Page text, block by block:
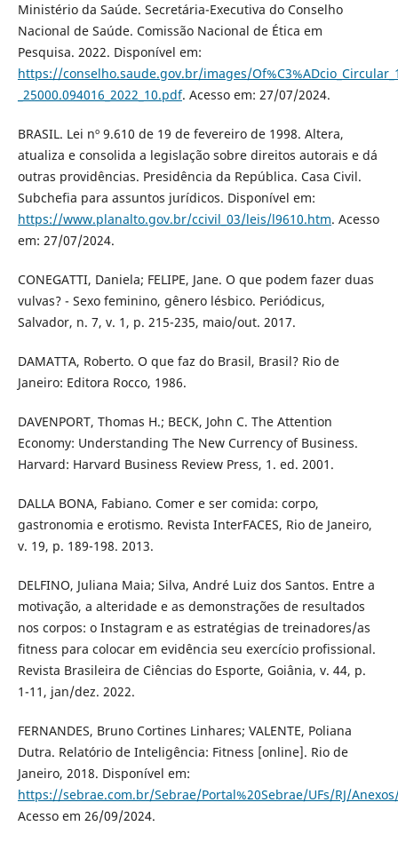
Ministério da Saúde. Secretária-Executiva do Conselho
Nacional de Saúde. Comissão Nacional de Ética em
Pesquisa. 2022. Disponível em:
https://conselho.saude.gov.br/images/
_25000.094016_2022_10.pdf. Acesso em: 27/07/2024.
BRASIL. Lei nº 9.610 de 19 de fevereiro de 1998. Altera,
atualiza e consolida a legislação sobre direitos autorais e dá
outras providências. Presidência da República. Casa Civil.
Subchefia para assuntos jurídicos. Disponível em:
https://www.planalto.gov.br/ccivil_03/leis/l9610.htm. Acesso
em: 27/07/2024.
CONEGATTI, Daniela; FELIPE, Jane. O que podem fazer duas
vulvas? - Sexo feminino, gênero lésbico. Periódicus,
Salvador, n. 7, v. 1, p. 215-235, maio/out. 2017.
DAMATTA, Roberto. O que faz do Brasil, Brasil? Rio de
Janeiro: Editora Rocco, 1986.
DAVENPORT, Thomas H.; BECK, John C. The Attention
Economy: Understanding The New Currency of Business.
Harvard: Harvard Business Review Press, 1. ed. 2001.
DALLA BONA, Fabiano. Comer e ser comida: corpo,
gastronomia e erotismo. Revista InterFACES, Rio de Janeiro,
v. 19, p. 189-198. 2013.
DELFINO, Juliana Maia; Silva, André Luiz dos Santos. Entre a
motivação, a alteridade e as demonstrações de resultados
nos corpos: o Instagram e as estratégias de treinadores/as
fitness para colocar em evidência seu exercício profissional.
Revista Brasileira de Ciências do Esporte, Goiânia, v. 44, p.
1-11, jan/dez. 2022.
FERNANDES, Bruno Cortines Linhares; VALENTE, Poliana
Dutra. Relatório de Inteligência: Fitness [online]. Rio de
Janeiro, 2018. Disponível em:
https://sebrae.com.br/Sebrae/Portal%20Sebrae/UFs/RJ/
Acesso em 26/09/2024.